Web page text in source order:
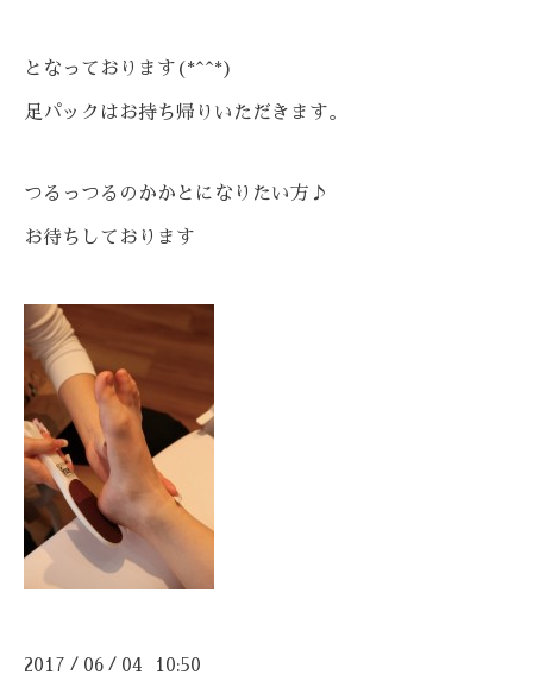
となっております(*^^*)
足パックはお持ち帰りいただきます。
つるっつるのかかとになりたい方♪
お待ちしております
2017 / 06 / 04 10:50